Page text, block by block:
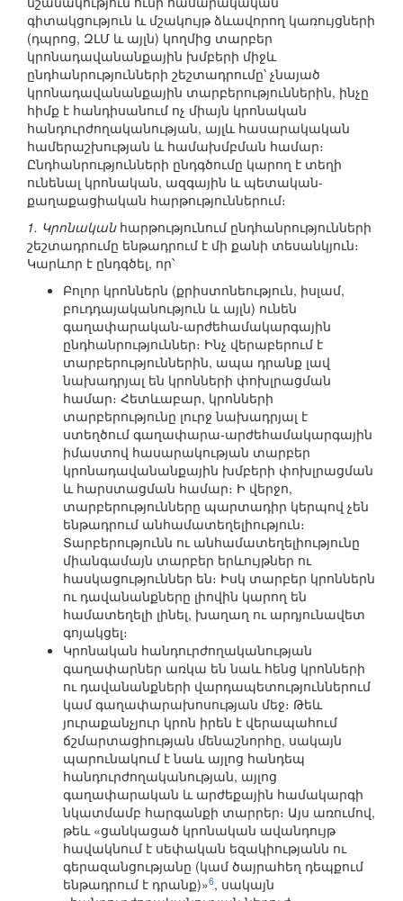
գիտակցություն և մշակույթ ձևավորող կառույցների
(դպրոց, ԶԼՄ և այլն) կողմից տարբեր
կրոնադավանանքային խմբերի միջև
ընդհանրությունների շեշտադրումը՝ չնայած
կրոնադավանանքային տարբերություններին, ինչը
հիմք է հանդիսանում ոչ միայն կրոնական
հանդուրժողականության, այլև հասարակական
համերաշխության և համախմբման համար։
Ընդհանրությունների ընդգծումը կարող է տեղի
ունենալ կրոնական, ազգային և պետական-
քաղաքացիական հարթություններում։
1. Կրոնականհարթությունում ընդհանրությունների
շեշտադրումը ենթադրում է մի քանի տեսանկյուն։
Կարևոր է ընդգծել, որ՝
Բոլոր կրոններն (քրիստոնեություն, իսլամ,
բուդդայականություն և այլն) ունեն
գաղափարական-արժեհամակարգային
ընդհանրություններ։ Ինչ վերաբերում է
տարբերություններին, ապա դրանք լավ
նախադրյալ են կրոնների փոխլրացման
համար։ Հետևաբար, կրոնների
տարբերությունը լուրջ նախադրյալ է
ստեղծում գաղափարա-արժեհամակարգային
իմաստով հասարակության տարբեր
կրոնադավանանքային խմբերի փոխլրացման
և հարստացման համար։ Ի վերջո,
տարբերությունները պարտադիր կերպով չեն
ենթադրում անհամատեղելիություն։
Տարբերությունն ու անհամատեղելիությունը
միանգամայն տարբեր երևույթներ ու
հասկացություններ են։ Իսկ տարբեր կրոններն
ու դավանանքները լիովին կարող են
համատեղելի լինել, խաղաղ ու արդյունավետ
գոյակցել։
Կրոնական հանդուրժողականության
գաղափարներ առկա են նաև հենց կրոնների
ու դավանանքների վարդապետություններում
կամ գաղափարախոսության մեջ։ Թեև
յուրաքանչյուր կրոն իրեն է վերապահում
ճշմարտացիության մենաշնորհը, սակայն
պարունակում է նաև այլոց հանդեպ
հանդուրժողականության, այլոց
գաղափարական և արժեքային համակարգի
նկատմամբ հարգանքի տարրեր։ Այս առումով,
թեև «ցանկացած կրոնական ավանդույթ
հավակնում է սեփական եզակիությանն ու
գերազանցությանը (կամ ծայրահեղ դեպքում
ենթադրում է դրանք)»6, սակայն